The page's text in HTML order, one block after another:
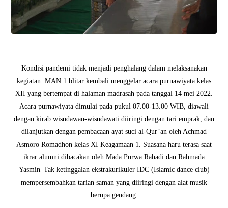
Kondisi pandemi tidak menjadi penghalang dalam melaksanakan
kegiatan. MAN 1 blitar kembali menggelar acara purnawiyata kelas
XII yang bertempat di halaman madrasah pada tanggal 14 mei 2022.
Acara purnawiyata dimulai pada pukul 07.00-13.00 WIB, diawali
dengan kirab wisudawan-wisudawati diiringi dengan tari emprak, dan
dilanjutkan dengan pembacaan ayat suci al-Qur’an oleh Achmad
Asmoro Romadhon kelas XI Keagamaan 1. Suasana haru terasa saat
ikrar alumni dibacakan oleh Mada Purwa Rahadi dan Rahmada
Yasmin. Tak ketinggalan ekstrakurikuler IDC (Islamic dance club)
mempersembahkan tarian saman yang diiringi dengan alat musik
berupa gendang.